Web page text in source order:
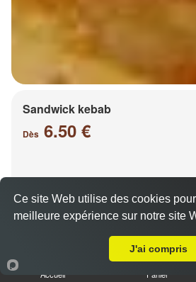
Sandwick kebab
Dès 6.50 €
Accueil Panier
Ce site Web utilise des cookies
meilleure expérience sur notre site
J'ai compris